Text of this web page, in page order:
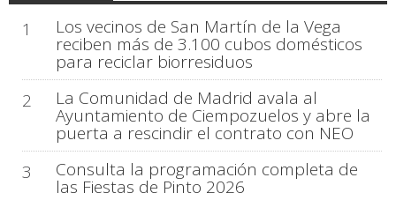
1 Los vecinos de San Martín de la Vega
reciben más de 3.100 cubos domésticos
para reciclar biorresiduos
2
La Comunidad de Madrid avala al
Ayuntamiento de Ciempozuelos y abre la
puerta a rescindir el contrato con NEO
3
Consulta la programación completa de
las Fiestas de Pinto 2026